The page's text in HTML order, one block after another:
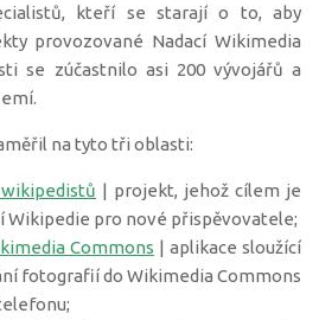
kteří se starají o to, aby
provozované Nadací Wikimedia
se zúčastnilo asi 200 vývojářů a
na tyto tři oblasti:
| projekt, jehož cílem je
pro nové přispěvovatele;
Commons | aplikace sloužící
fotografií do Wikimedia Commons